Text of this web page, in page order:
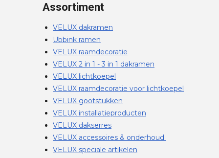
Assortiment
VELUX dakramen
Ubbink ramen
VELUX raamdecoratie
VELUX 2 in 1 - 3 in 1 dakramen
VELUX lichtkoepel
VELUX raamdecoratie voor lichtkoepel
VELUX gootstukken
VELUX installatieproducten
VELUX dakserres
VELUX accessoires & onderhoud
VELUX speciale artikelen